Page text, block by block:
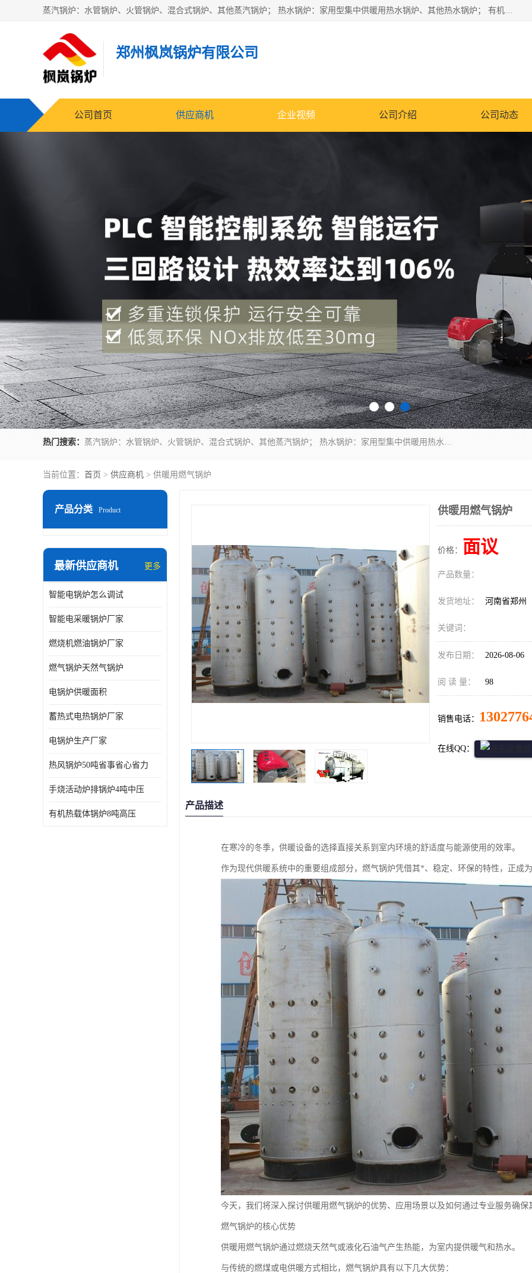
蒸汽锅炉：水管锅炉、火管锅炉、混合式锅炉、其他蒸汽锅炉； 热水锅炉：家用型集中供暖用热水锅炉、其他热水锅炉； 有机热载体锅炉； 船用蒸汽锅炉； （锅炉用辅助设备及装置）蒸汽冷凝器：表面冷凝器、混合式冷凝器、空冷式冷凝器、其他蒸汽冷凝器； 锅炉用辅助设备：节热器、蒸汽收集器、蓄能器、烟垢清除器、气体回收器、泥渣刮除器、空气预热器、其他锅炉用辅助设备；
郑州枫岚锅炉有限公司
公司首页 供应商机 企业视频 公司介绍 公司动态
热门搜索： 蒸汽锅炉：水管锅炉、火管锅炉、混合式锅炉、其他蒸汽锅炉； 热水锅炉：家用型集中供暖用热水锅炉、其他热水锅炉； 有机热载体锅炉； 船用蒸汽锅炉； （锅炉用辅助设备及装置）蒸汽冷凝器：表面冷凝器、混合式冷凝器、空冷式冷凝器、其他蒸汽冷凝器； 锅炉用辅助设备：节热器、蒸汽收集器、蓄能器、烟垢清除器、气体回收器、泥渣刮除器、空气预热器、其他锅炉用辅助设备；
当前位置： 首页 > 供应商机 > 供暖用燃气锅炉
产品分类 Product
最新供应商机 更多
智能电锅炉怎么调试
智能电采暖锅炉厂家
燃烧机燃油锅炉厂家
燃气锅炉天然气锅炉
电锅炉供暖面积
蓄热式电热锅炉厂家
电锅炉生产厂家
热风锅炉50吨省事省心省力
手烧活动炉排锅炉4吨中压
有机热载体锅炉8吨高压
供暖用燃气锅炉
价格： 面议
产品数量：
发货地址： 河南省郑州
关键词：
发布日期： 2026-08-06
阅 读 量： 98
销售电话：
在线QQ：
产品描述
在寒冷的冬季，供暖设备的选择直接关系到室内环境的舒适度与能源使用的效率。
作为现代供暖系统中的重要组成部分，燃气锅炉凭借其*、稳定、环保的特性，正成
今天，我们将深入探讨供暖用燃气锅炉的优势、应用场景以及如何通过专业服务确保
燃气锅炉的核心优势
供暖用燃气锅炉通过燃烧天然气或液化石油气产生热能，为室内提供暖气和热水。
与传统的燃煤或电供暖方式相比，燃气锅炉具有以下几大优势：